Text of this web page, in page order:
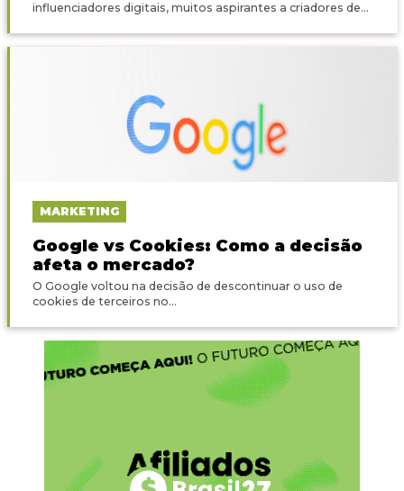
influenciadores digitais, muitos aspirantes a criadores de...
MARKETING
Google vs Cookies: Como a decisão
afeta o mercado?
O Google voltou na decisão de descontinuar o uso de
cookies de terceiros no...